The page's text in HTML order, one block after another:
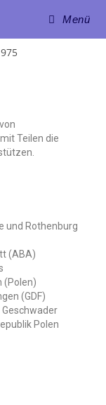
Menü
Teilen die
und Rothenburg
(ABA)
(Polen)
(GDF)
Polen